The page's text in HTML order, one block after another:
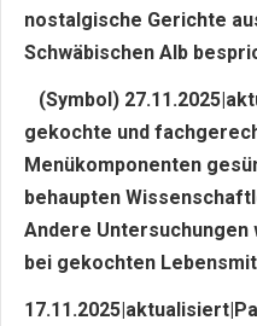
nostalgische Gerichte
Schwäbischen Alb
(Symbol)
gekochte und
Menükomponenten
behaupten
Andere
bei gekochten